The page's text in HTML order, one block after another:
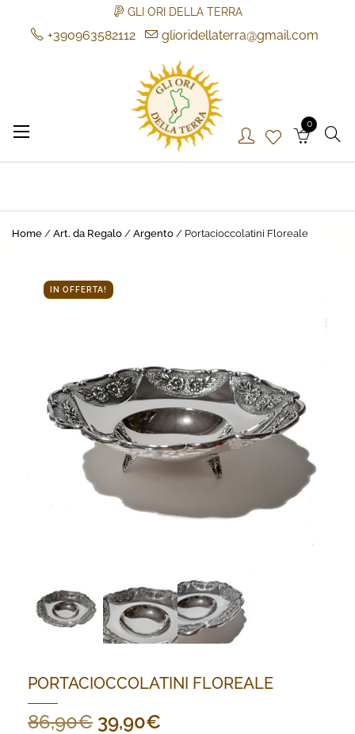
GLI ORI DELLA TERRA
+390963582112
glioridellaterra@gmail.com
Gli Ori della Terra
Gli Ori della Terra
0
Home / Art. da Regalo / Argento / Portacioccolatini Floreale
IN OFFERTA!
PORTACIOCCOLATINI FLOREALE
86,90€ Il
39,90€